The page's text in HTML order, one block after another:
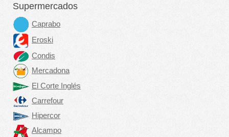
Supermercados
Caprabo
Eroski
Condis
Mercadona
El Corte Inglés
Carrefour
Hipercor
Alcampo